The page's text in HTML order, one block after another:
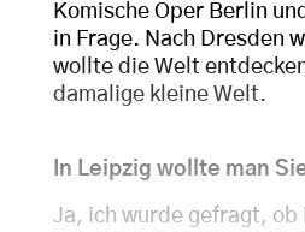
Komische Oper Berlin
in Frage. Nach Dresden
wollte die Welt
damalige kleine Welt.
In Leipzig wollte man
Ja, ich wurde gefragt, ob